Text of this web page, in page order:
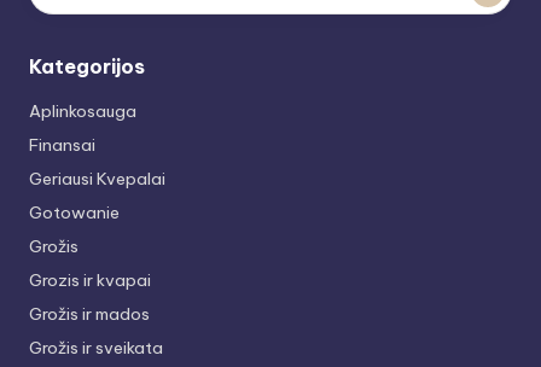
Kategorijos
Aplinkosauga
Finansai
Geriausi Kvepalai
Gotowanie
Grožis
Grozis ir kvapai
Grožis ir mados
Grožis ir sveikata